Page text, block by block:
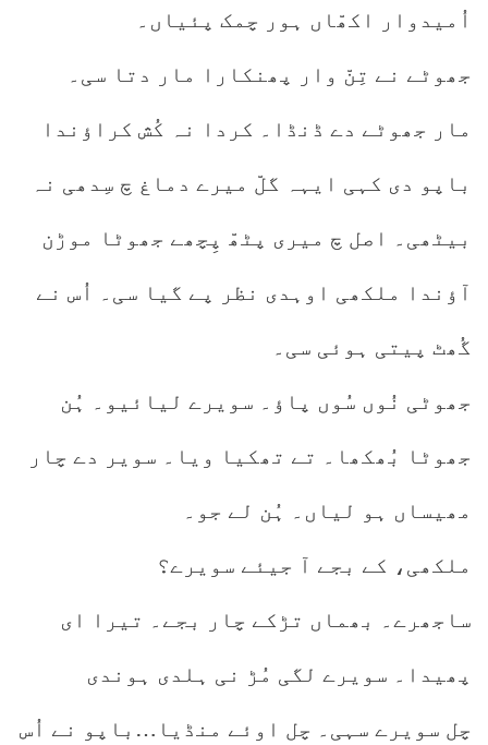
اُمیدوار اکھّاں ہور چمک پئیاں۔
جھوٹے نے تِنّ وار پھنکارا مار دتا سی۔
مار جھوٹے دے ڈنڈا۔ کردا نہ کُش کراؤندا
باپو دی کہی ایہہ گلّ میرے دماغ چ سِدھی نہ
بیٹھی۔ اصل چ میری پٹھّ پِچھے جھوٹا موڑن
آؤندا ملکھی اوہدی نظر پے گیا سی۔ اُس نے
گُھٹ پیتی ہوئی سی۔
جھوٹی نُوں سُوں پاؤ۔ سویرے لیائیو۔ ہُن
جھوٹا بُھکھا۔ تے تھکیا ویا۔ سویر دے چار
مھیساں ہو لیاں۔ ہُن لے جو۔
ملکھی، کے بجے آ جیئے سویرے؟
ساجھرے۔ بھماں تڑکے چار بجے۔ تیرا ای
پھیدا۔ سویرے لگی مُڑ نی ہلدی ہوندی
چل سویرے سہی۔ چل اوئے منڈیا…باپو نے اُس